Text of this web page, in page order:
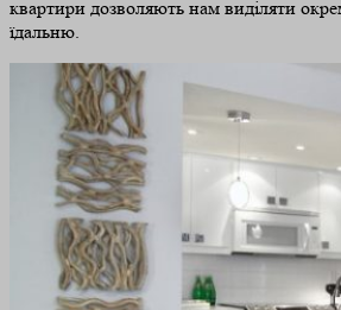
квартири дозволяють нам виділяти
їдальню.